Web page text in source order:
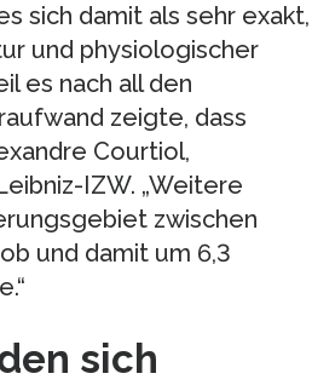
sich damit als sehr exakt,
und physiologischer
es nach all den
zeigte, dass
Courtiol,
IZW. „Weitere
zwischen
und damit um 6,3
sich